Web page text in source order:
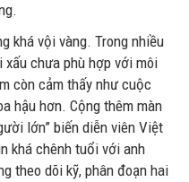
khá vội vàng. Trong nhiều
xấu chưa phù hợp với môi
còn cảm thấy như cuộc
hậu hơn. Cộng thêm màn
lớn” biến diễn viên Việt
khá chênh tuổi với anh
theo dõi kỹ, phân đoạn hai